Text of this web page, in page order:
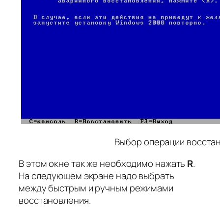
Выбор операции
В этом окне так же необходимо нажать R.
На следующем экране надо выбрать
между быстрым и ручным режимами
восстановления.